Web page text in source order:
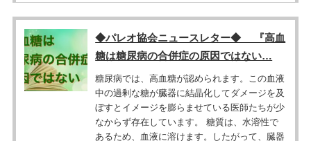
◆パレオ協会ニュースレター◆ 『高血
糖は糖尿病の合併症の原因ではない…
糖尿病では、高血糖が認められます。この血液
中の過剰な糖が臓器に結晶化してダメージを及
ぼすとイメージを膨らませている医師たちが少
なからず存在しています。 糖質は、水溶性で
あるため、血液に溶けます。したがって、臓器